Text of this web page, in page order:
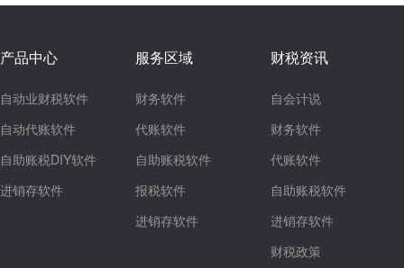
产品中心
自动业财税软件
自动代账软件
自助账税DIY软件
进销存软件
服务区域
财务软件
代账软件
自助账税软件
报税软件
进销存软件
财税资讯
自会计说
财务软件
代账软件
自助账税软件
进销存软件
财税政策